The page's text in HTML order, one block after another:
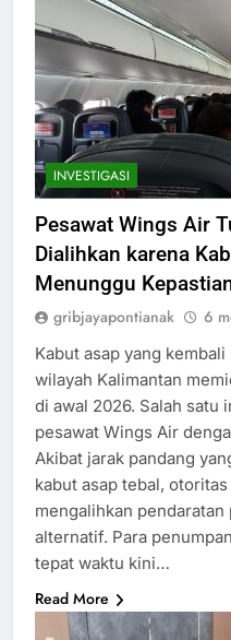
INVESTIGASI
Pesawat Wings Air
Dialihkan karena
Menunggu
gribjayapontianak 6
Kabut asap yang
wilayah Kalimantan
di awal 2026. Salah satu
pesawat Wings Air
Akibat jarak pandang
kabut asap tebal,
mengalihkan
alternatif. Para
tepat waktu kini…
Read More